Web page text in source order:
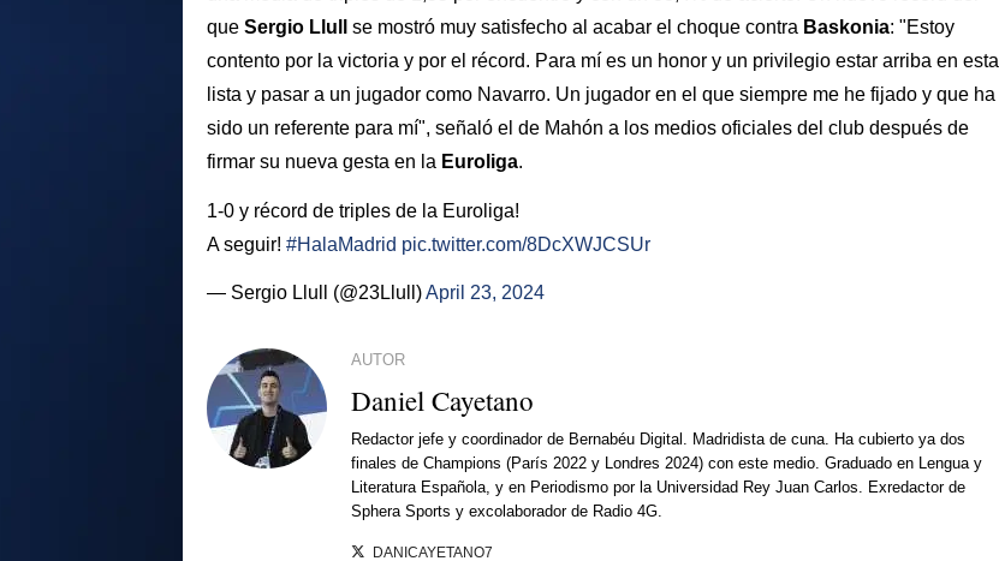
que Sergio Llull se mostró muy satisfecho al acabar el choque contra Baskonia: "Estoy
contento por la victoria y por el récord. Para mí es un honor y un privilegio estar arriba en esta
lista y pasar a un jugador como Navarro. Un jugador en el que siempre me he fijado y que ha
sido un referente para mí", señaló el de Mahón a los medios oficiales del club después de
firmar su nueva gesta en la Euroliga.
1-0 y récord de triples de la Euroliga!
A seguir! #HalaMadrid pic.twitter.com/8DcXWJCSUr
— Sergio Llull (@23Llull)April 23, 2024
AUTOR
Daniel Cayetano
Redactor jefe y coordinador de Bernabéu Digital. Madridista de cuna. Ha cubierto ya dos
finales de Champions (París 2022 y Londres 2024) con este medio. Graduado en Lengua y
Literatura Española, y en Periodismo por la Universidad Rey Juan Carlos. Exredactor de
Sphera Sports y excolaborador de Radio 4G.
DANICAYETANO7